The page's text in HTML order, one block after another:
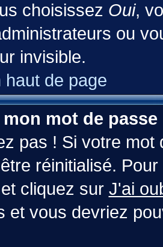
choisissez Oui,
ou
invisible.
haut de page
mot de passe
pas ! Si votre
réinitialisé.
cliquez sur J'ai
et vous devriez